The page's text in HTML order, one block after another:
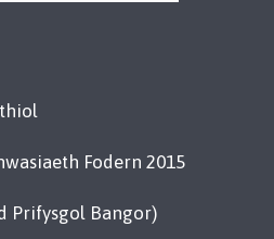
Fodern 2015
Prifysgol Bangor)